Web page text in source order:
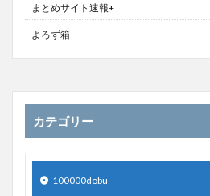
まとめサイト速報+
よろず箱
カテゴリー
100000dobu